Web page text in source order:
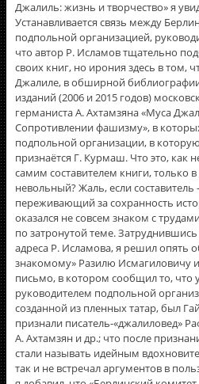
Джалиль: жизнь и творчество» я
Устанавливается связь между
подпольной организацией,
что автор Р. Исламов тщательно
своих книг, но ирония здесь в том,
Джалиле, в обширной
изданий (2006 и 2015 годов)
германиста А. Ахтамзяна «Муса
Сопротивлении фашизму», в
подпольной организации, в
признаётся Г. Курмаш. Что это, как
самим составителем книги, только
невольный? Жаль, если составитель
переживающий за сохранность
оказался не совсем знаком с
по затронутой теме.
адреса Р. Исламова, я решил опять
знакомому» Разилю Исмагиловичу
письмо, в котором сообщил то, что
руководителем подпольной
созданной из пленных татар, был
признали писатель-«джалиловед»
А. Ахтамзян и др.; что после
стали называть идейным
так и не встречал аргументов в